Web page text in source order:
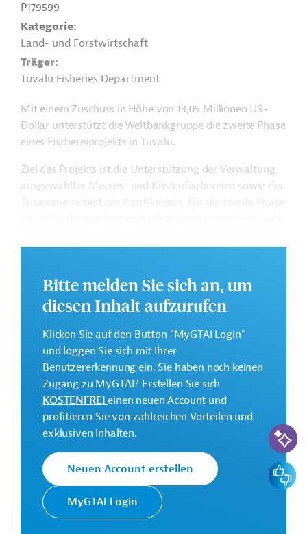
P179599
Kategorie
Land- und Forstwirtschaft
Träger
Tuvalu Fisheries Department
Mit einem Zuschuss in Höhe von 13,05 Millionen US-
Dollar unterstützt die Weltbankgruppe die zweite Phase
eines Fischereiprojekts in Tuvalu.
Ziel des Projekts ist die Unterstützung der Verwaltung
ausgewählter Meeres- und Küstenfischereien sowie der
Weitere Informationen zu dem Entwicklungsprojekt
finden Sie auf derWebseite der Weltbankgruppe
und im Originaldokument, das zum Download
GTAI informiert über dieWeltbankgruppe
Schwerpunkte, Regularien und praktische Hinweise zur
Geschäftsanbahnung.
Gesamtkosten:
13,05 Millionen US-Dollar
Geberbeitrag:
13,05 Millionen US-Dollar (IDA, Kredit)
Kontaktadressen
Bitte melden Sie sich an, um
diesen Inhalt aufzurufen
Klicken Sie auf den Button "MyGTAI Login"
und loggen Sie sich mit Ihrer
Benutzererkennung ein. Sie haben noch keinen
Zugang zu MyGTAI? Erstellen Sie sich
KOSTENFREIeinen neuen Account und
profitieren Sie von zahlreichen Vorteilen und
exklusiven Inhalten.
Neuen Account erstellen
MyGTAI Login
KI-